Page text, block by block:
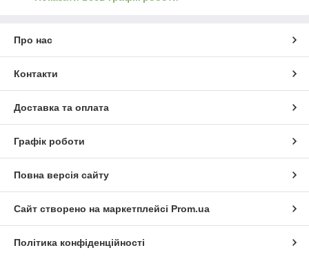
Про нас
Контакти
Доставка та оплата
Графік роботи
Повна версія сайту
Сайт створено на маркетплейсі Prom.ua
Політика конфіденційності